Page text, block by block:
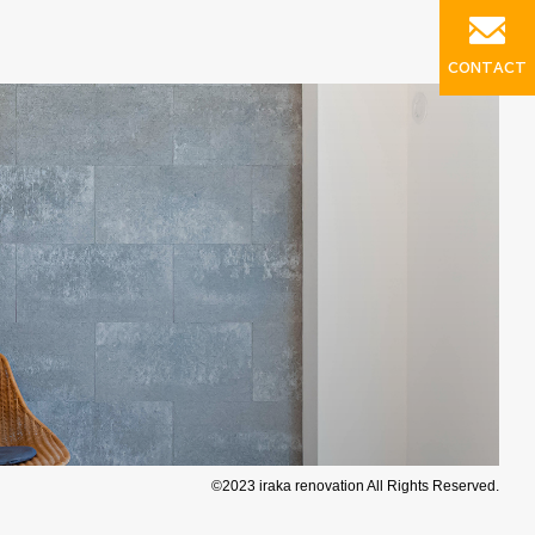
©2023 iraka renovation All Rights Reserved.
CONTACT